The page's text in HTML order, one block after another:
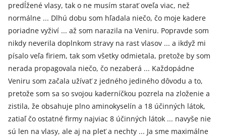
predĺžené vlasy, tak o ne musím starať oveľa viac, než
normálne ... Dlhú dobu som hľadala niečo, čo moje kadere
poriadne vyživí ... až som narazila na Veniru. Popravde som
nikdy neverila doplnkom stravy na rast vlasov ... a ikdyž mi
písalo veľa firiem, tak som všetky odmietala, pretože by som
nerada propagovala niečo, čo nezaberá ... Každopádne
Veniru som začala užívať z jedného jediného dôvodu a to,
pretože som sa so svojou kaderníčkou pozrela na zloženie a
zistila, že obsahuje plno aminokyselín a 18 účinných látok,
zatiaľ čo ostatné firmy najviac 8 účinných látok ... navyše nie
sú len na vlasy, ale aj na pleť a nechty ... Ja sme maximálne